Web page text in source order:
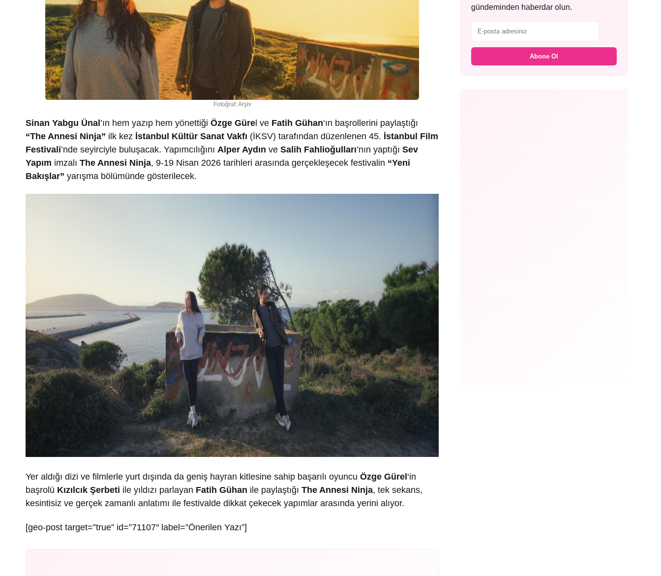
Fotoğraf: Arşiv
Sinan Yabgu Ünal ’ın hem yazıp hem yönettiği Özge Güre l ve Fatih Gühan‘ın başrollerini paylaştığı
“The Annesi Ninja” ilk kez İstanbul Kültür Sanat Vakfı (İKSV) tarafından düzenlenen 45. İstanbul Film
Festivali’nde seyirciyle buluşacak. Yapımcılığını Alper Aydın ve Salih Fahlioğulları’nın yaptığı Sev
Yapım imzalı The Annesi Ninja, 9-19 Nisan 2026 tarihleri arasında gerçekleşecek festivalin “Yeni
Bakışlar” yarışma bölümünde gösterilecek.
Yer aldığı dizi ve filmlerle yurt dışında da geniş hayran kitlesine sahip başarılı oyuncu Özge Gürel ‘in
başrolü Kızılcık Şerbeti ile yıldızı parlayan Fatih Gühan ile paylaştığı The Annesi Ninja, tek sekans,
kesintisiz ve gerçek zamanlı anlatımı ile festivalde dikkat çekecek yapımlar arasında yerini alıyor.
[geo-post target=”true” id=”71107″ label=”Önerilen Yazı”]
gündeminden haberdar olun.
Abone Ol